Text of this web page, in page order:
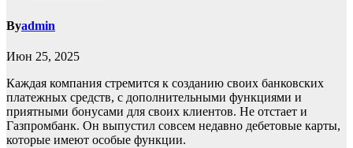
Byadmin
Июн 25, 2025
Каждая компания стремится к созданию своих банковских
платежных средств, с дополнительными функциями и
приятными бонусами для своих клиентов. Не отстает и
Газпромбанк. Он выпустил совсем недавно дебетовые карты,
которые имеют особые функции.